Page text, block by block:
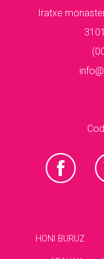
Iratxe
HONI BURUZ